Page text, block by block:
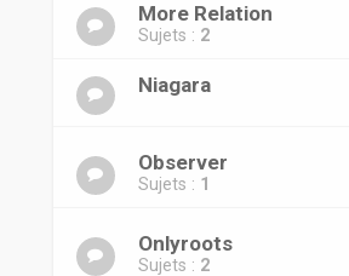
More Relation
Sujets : 2
Niagara
Observer
Sujets : 1
Onlyroots
Sujets : 2